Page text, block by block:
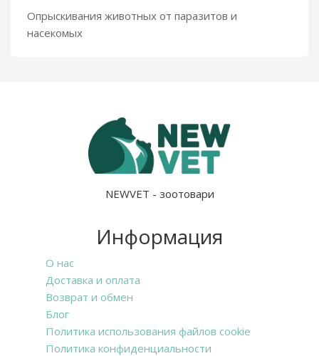
Опрыскивания животных от паразитов и
насекомых
NEWVET - зоотовари
Информация
О нас
Доставка и оплата
Возврат и обмен
Блог
Политика использования файлов cookie
Политика конфиденциальности